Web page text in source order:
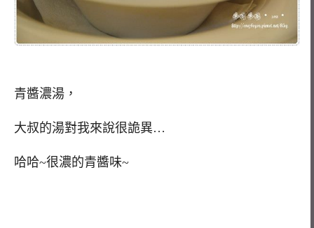
青醬濃湯，
大叔的湯對我來說很詭異…
哈哈~很濃的青醬味~